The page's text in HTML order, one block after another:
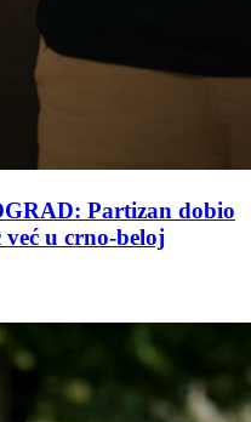
Partizan dobio
u crno-beloj